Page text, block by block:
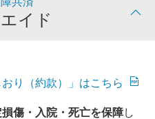
イド
り（約款）」はこちら
傷・入院・死亡を保障し